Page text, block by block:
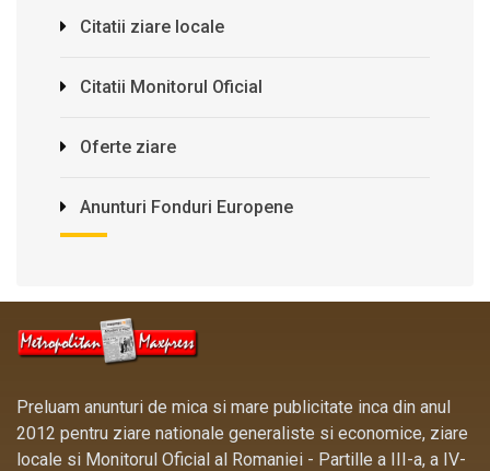
Citatii ziare locale
Citatii Monitorul Oficial
Oferte ziare
Anunturi Fonduri Europene
Preluam anunturi de mica si mare publicitate inca din anul
2012 pentru ziare nationale generaliste si economice, ziare
locale si Monitorul Oficial al Romaniei - Partille a III-a, a IV-